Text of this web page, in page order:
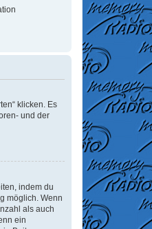
klicken. Es
und der
indem du
möglich. Wenn
als auch
ein